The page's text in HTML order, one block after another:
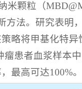
米颗粒（
法。研究表明
略将甲基化特
患者血浆样本
最高可达100%。